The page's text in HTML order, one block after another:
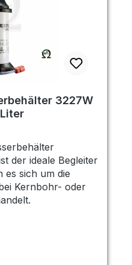
3227W
Liter
der ideale Begleiter
es sich um die
Kernbohr- oder